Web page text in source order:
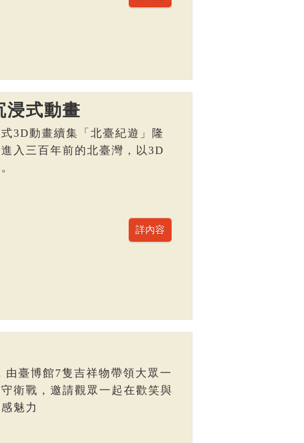
浸式動畫
3D動畫續集「北臺紀遊」隆
入三百年前的北臺灣，以3D
臺博館7隻吉祥物帶領大眾一
衛戰，邀請觀眾一起在歡笑與
魅力